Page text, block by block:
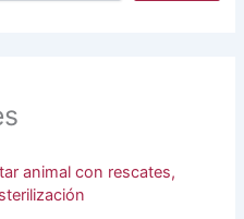
animal con rescates,